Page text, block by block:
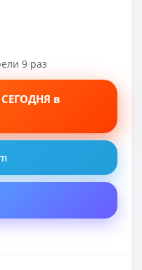
9 раз
в